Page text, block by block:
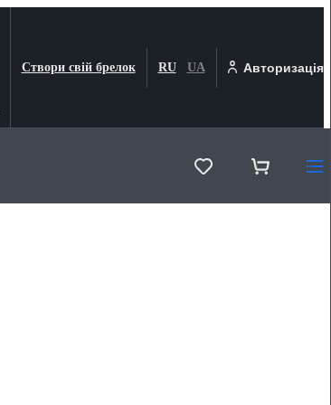
Створи свій брелок RU UA Авторизація